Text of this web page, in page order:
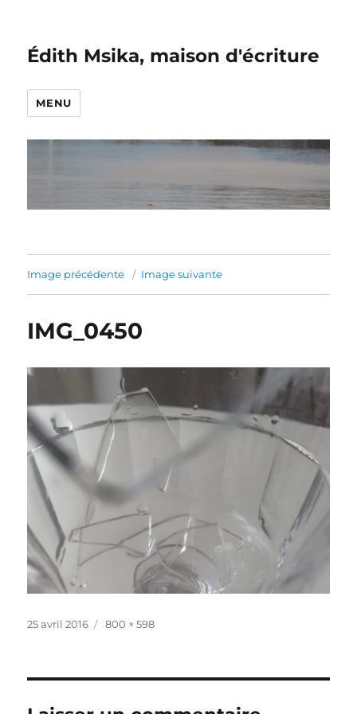
Édith Msika, maison d'écriture
MENU
Image précédente Image suivante
IMG_0450
Publié
25 avril 2016
Taille
800 × 598